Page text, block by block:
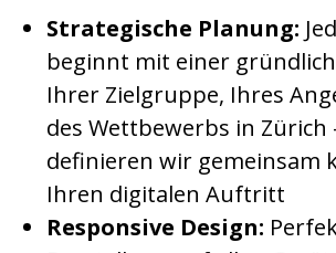
Strategische Planung:
beginnt mit einer
Ihrer Zielgruppe, Ihres
des Wettbewerbs in Zürich
definieren wir gemeinsam
Ihren digitalen Auftritt
Responsive Design: